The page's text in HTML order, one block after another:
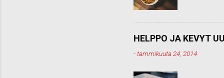
HELPPO JA KEVYT
-tammikuuta 24, 2014